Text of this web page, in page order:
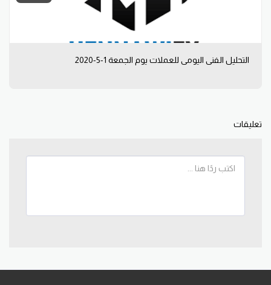
التحليل الفني اليومي للعملات يوم الجمعة 1-5-2020
تعليقات